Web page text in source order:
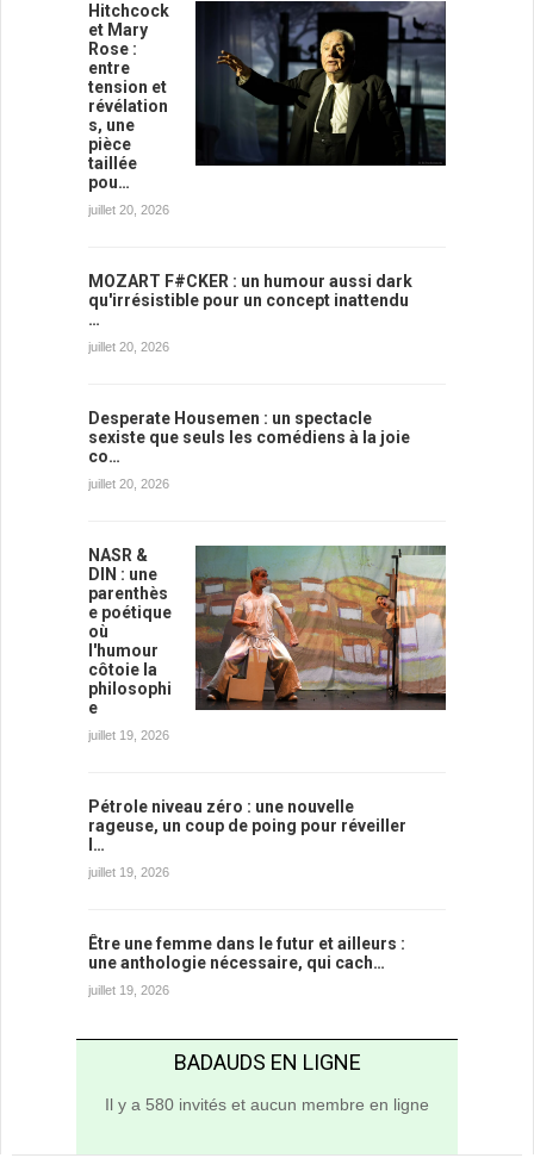
Hitchcock
et Mary
Rose :
entre
tension et
révélation
s, une
pièce
taillée
pou…
juillet 20, 2026
MOZART F#CKER : un humour aussi dark
qu'irrésistible pour un concept inattendu
…
juillet 20, 2026
Desperate Housemen : un spectacle
sexiste que seuls les comédiens à la joie
co…
juillet 20, 2026
NASR &
DIN : une
parenthès
e poétique
où
l'humour
côtoie la
philosophi
e
juillet 19, 2026
Pétrole niveau zéro : une nouvelle
rageuse, un coup de poing pour réveiller
l…
juillet 19, 2026
Être une femme dans le futur et ailleurs :
une anthologie nécessaire, qui cach…
juillet 19, 2026
BADAUDS EN LIGNE
Il y a 580 invités et aucun membre en ligne